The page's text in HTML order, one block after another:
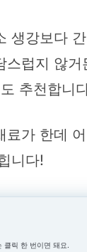
생강보다
럽지 않
추천합니
가 한데
니다!
클릭 한 번이면 돼요.